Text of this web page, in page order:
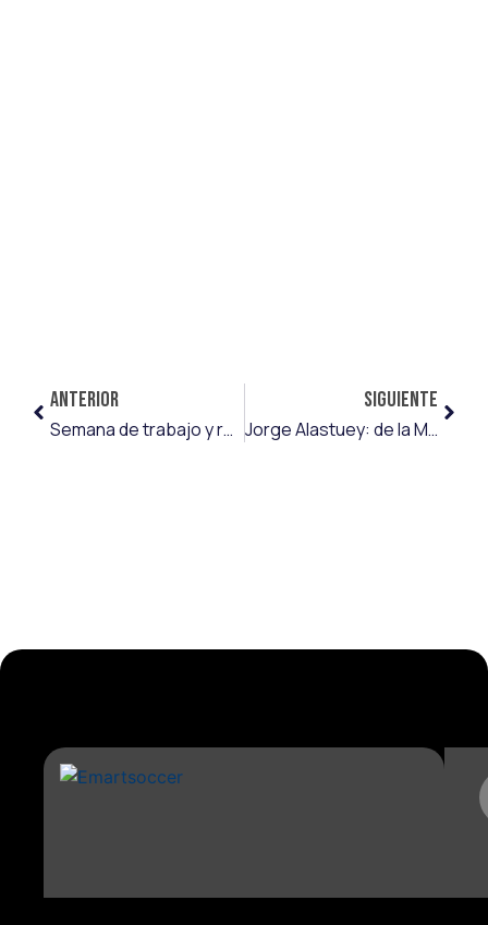
ANTERIOR
Semana de trabajo y reuniones para Emart&Soccer en Portugal
SIGUIENTE
Jorge Alastuey: de la Masía al mundo